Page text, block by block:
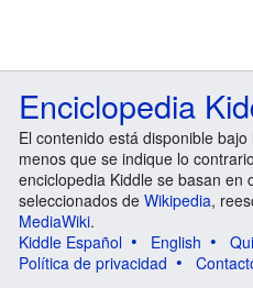
Enciclopedia
El contenido está disponible bajo
menos que se indique lo
enciclopedia Kiddle se basan en
seleccionados de Wikipedia,
MediaWiki.
Kiddle Español
English
Política de privacidad